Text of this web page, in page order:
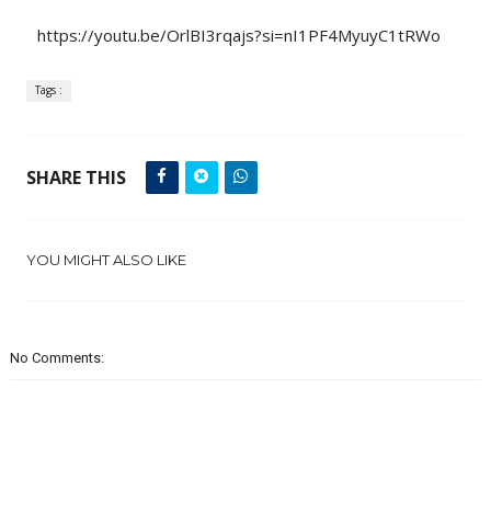
https://youtu.be/OrlBI3rqajs?si=nI1PF4MyuyC1tRWo
Tags :
SHARE THIS
YOU MIGHT ALSO LIKE
No Comments: